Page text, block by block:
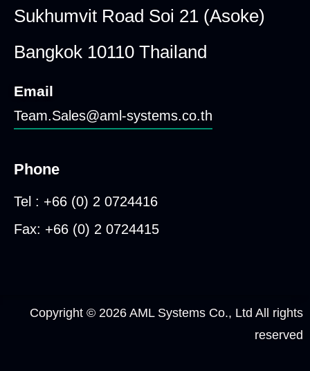
Sukhumvit Road Soi 21 (Asoke)
Bangkok 10110 Thailand
Email
Team.Sales@aml-systems.co.th
Phone
Tel : +66 (0) 2 0724416
Fax: +66 (0) 2 0724415
Copyright © 2026 AML Systems Co., Ltd All rights
reserved